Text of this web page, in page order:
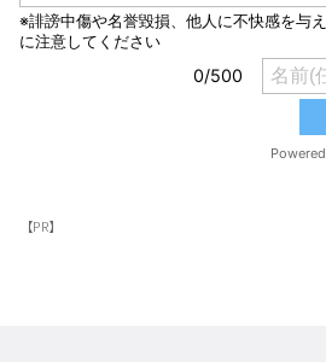
【PR】